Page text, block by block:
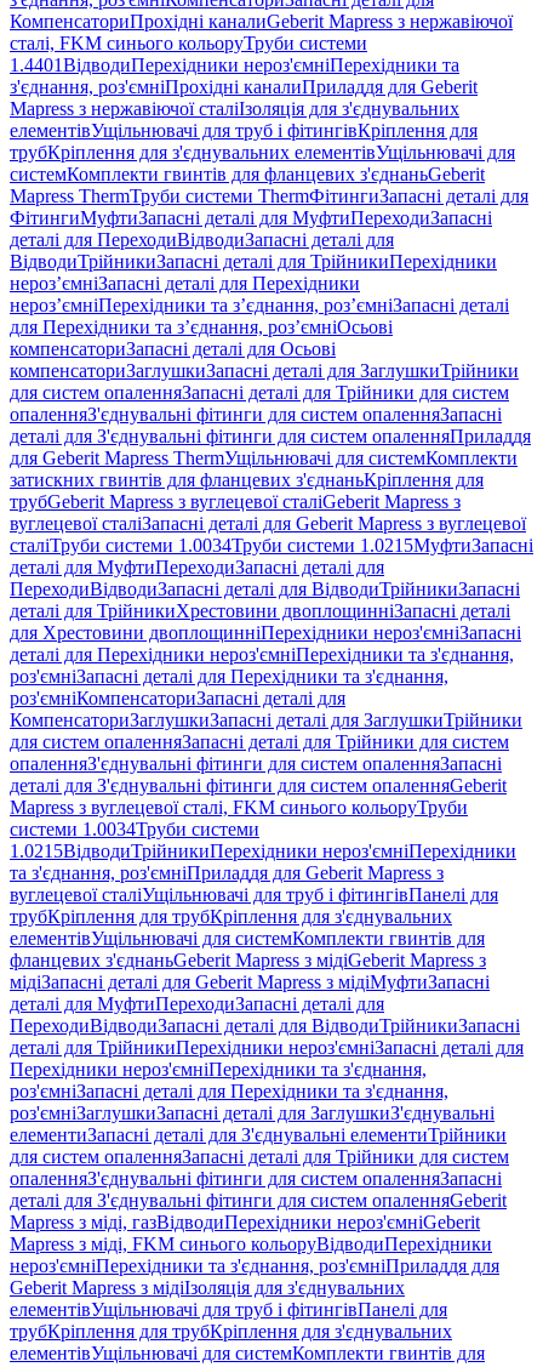
КомпенсаториПрохідні каналиGeberit Mapress з нержавіючої
сталі, FKM синього кольоруТруби системи
1.4401ВідводиПерехідники нероз'ємніПерехідники та
з'єднання, роз'ємніПрохідні каналиПриладдя для Geberit
Mapress з нержавіючої сталіІзоляція для з'єднувальних
елементівУщільнювачі для труб і фітингівКріплення для
трубКріплення для з'єднувальних елементівУщільнювачі для
системКомплекти гвинтів для фланцевих з'єднаньGeberit
Mapress ThermТруби системи ThermФітингиЗапасні деталі для
ФітингиМуфтиЗапасні деталі для МуфтиПереходиЗапасні
деталі для ПереходиВідводиЗапасні деталі для
ВідводиТрійникиЗапасні деталі для ТрійникиПерехідники
нероз’ємніЗапасні деталі для Перехідники
нероз’ємніПерехідники та з’єднання, роз’ємніЗапасні деталі
для Перехідники та з’єднання, роз’ємніОсьові
компенсаториЗапасні деталі для Осьові
компенсаториЗаглушкиЗапасні деталі для ЗаглушкиТрійники
для систем опаленняЗапасні деталі для Трійники для систем
опаленняЗ'єднувальні фітинги для систем опаленняЗапасні
деталі для З'єднувальні фітинги для систем опаленняПриладдя
для Geberit Mapress ThermУщільнювачі для системКомплекти
затискних гвинтів для фланцевих з'єднаньКріплення для
трубGeberit Mapress з вуглецевої сталіGeberit Mapress з
вуглецевої сталіЗапасні деталі для Geberit Mapress з вуглецевої
сталіТруби системи 1.0034Труби системи 1.0215МуфтиЗапасні
деталі для МуфтиПереходиЗапасні деталі для
ПереходиВідводиЗапасні деталі для ВідводиТрійникиЗапасні
деталі для ТрійникиХрестовини двоплощинніЗапасні деталі
для Хрестовини двоплощинніПерехідники нероз'ємніЗапасні
деталі для Перехідники нероз'ємніПерехідники та з'єднання,
роз'ємніЗапасні деталі для Перехідники та з'єднання,
роз'ємніКомпенсаториЗапасні деталі для
КомпенсаториЗаглушкиЗапасні деталі для ЗаглушкиТрійники
для систем опаленняЗапасні деталі для Трійники для систем
опаленняЗ'єднувальні фітинги для систем опаленняЗапасні
деталі для З'єднувальні фітинги для систем опаленняGeberit
Mapress з вуглецевої сталі, FKM синього кольоруТруби
системи 1.0034Труби системи
1.0215ВідводиТрійникиПерехідники нероз'ємніПерехідники
та з'єднання, роз'ємніПриладдя для Geberit Mapress з
вуглецевої сталіУщільнювачі для труб і фітингівПанелі для
трубКріплення для трубКріплення для з'єднувальних
елементівУщільнювачі для системКомплекти гвинтів для
фланцевих з'єднаньGeberit Mapress з мідіGeberit Mapress з
мідіЗапасні деталі для Geberit Mapress з мідіМуфтиЗапасні
деталі для МуфтиПереходиЗапасні деталі для
ПереходиВідводиЗапасні деталі для ВідводиТрійникиЗапасні
деталі для ТрійникиПерехідники нероз'ємніЗапасні деталі для
Перехідники нероз'ємніПерехідники та з'єднання,
роз'ємніЗапасні деталі для Перехідники та з'єднання,
роз'ємніЗаглушкиЗапасні деталі для ЗаглушкиЗ'єднувальні
елементиЗапасні деталі для З'єднувальні елементиТрійники
для систем опаленняЗапасні деталі для Трійники для систем
опаленняЗ'єднувальні фітинги для систем опаленняЗапасні
деталі для З'єднувальні фітинги для систем опаленняGeberit
Mapress з міді, газВідводиПерехідники нероз'ємніGeberit
Mapress з міді, FKM синього кольоруВідводиПерехідники
нероз'ємніПерехідники та з'єднання, роз'ємніПриладдя для
Geberit Mapress з мідіІзоляція для з'єднувальних
елементівУщільнювачі для труб і фітингівПанелі для
трубКріплення для трубКріплення для з'єднувальних
елементівУщільнювачі для системКомплекти гвинтів для